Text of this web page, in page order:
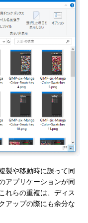
製や移動時に誤って同
アプリケーションが同
れらの重複は、ディス
アップの際にも余分な